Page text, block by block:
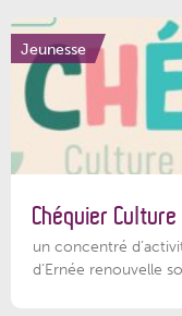
Jeunesse
Chéquier
un concentré
d’Ernée renouvelle